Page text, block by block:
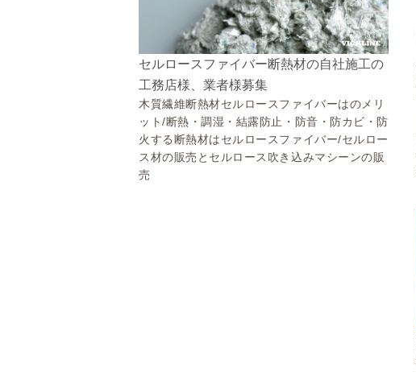
セルロースファイバー断熱材の自社施工の
工務店様、業者様募集
木質繊維断熱材セルロースファイバーはのメリ
ット/断熱・調湿・結露防止・防音・防カビ・防
火する断熱材はセルロースファイバー/セルロー
ス材の販売とセルロース吹き込みマシーンの販
売